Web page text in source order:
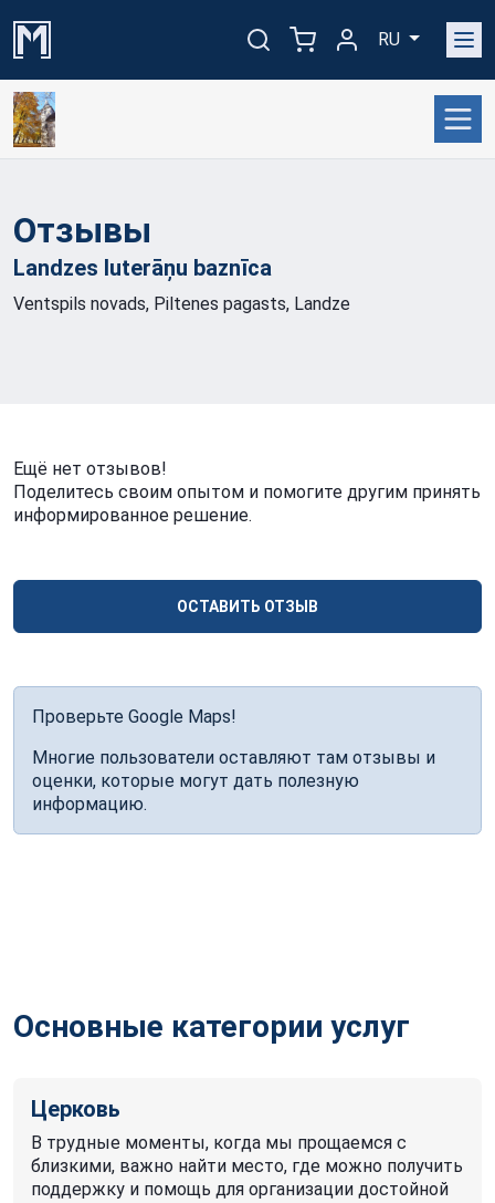
RU
Отзывы
Landzes luterāņu baznīca
Ventspils novads, Piltenes pagasts, Landze
Ещё нет отзывов!
Поделитесь своим опытом и помогите другим принять
информированное решение.
ОСТАВИТЬ ОТЗЫВ
Проверьте Google Maps!
Многие пользователи оставляют там отзывы и
оценки, которые могут дать полезную
информацию.
Основные категории услуг
Церковь
В трудные моменты, когда мы прощаемся с
близкими, важно найти место, где можно получить
поддержку и помощь для организации достойной